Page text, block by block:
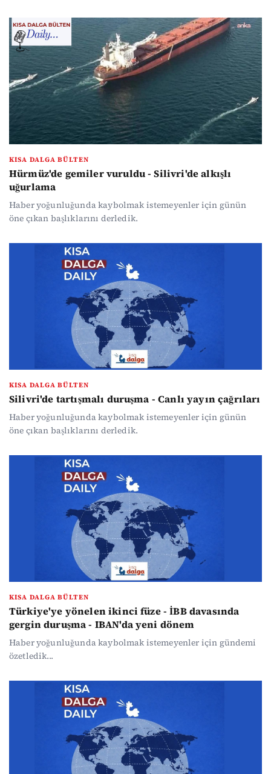
KISA DALGA BÜLTEN
Hürmüz'de gemiler vuruldu - Silivri'de alkışlı
uğurlama
Haber yoğunluğunda kaybolmak istemeyenler için günün
öne çıkan başlıklarını derledik.
KISA DALGA BÜLTEN
Silivri'de tartışmalı duruşma - Canlı yayın çağrıları
Haber yoğunluğunda kaybolmak istemeyenler için günün
öne çıkan başlıklarını derledik.
KISA DALGA BÜLTEN
Türkiye'ye yönelen ikinci füze - İBB davasında
gergin duruşma - IBAN'da yeni dönem
Haber yoğunluğunda kaybolmak istemeyenler için gündemi
özetledik...